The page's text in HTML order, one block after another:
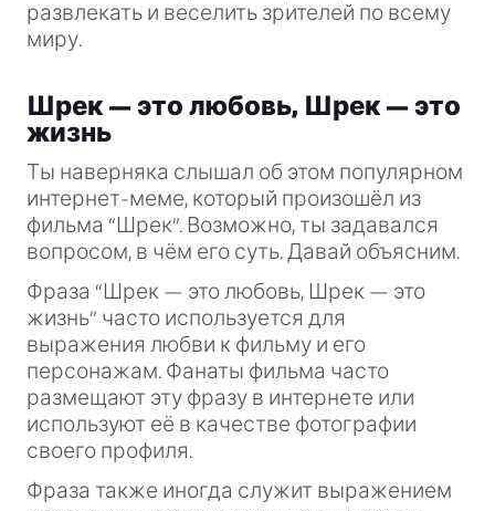
развлекать и веселить зрителей по всему
миру.
Шрек — это любовь, Шрек — это
жизнь
Ты наверняка слышал об этом популярном
интернет-меме, который произошёл из
фильма “Шрек”. Возможно, ты задавался
вопросом, в чём его суть. Давай объясним.
Фраза “Шрек — это любовь, Шрек — это
жизнь” часто используется для
выражения любви к фильму и его
персонажам. Фанаты фильма часто
размещают эту фразу в интернете или
используют её в качестве фотографии
своего профиля.
Фраза также иногда служит выражением